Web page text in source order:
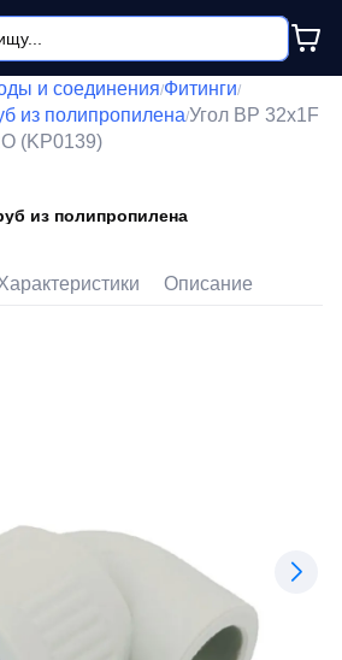
и соединения/Фитинги/
из полипропилена/Угол ВР 32x1F
(KP0139)
из полипропилена
Описание